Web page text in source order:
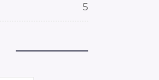
5